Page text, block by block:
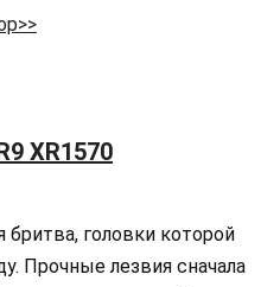
XR1570
головки которой
Прочные лезвия сначала